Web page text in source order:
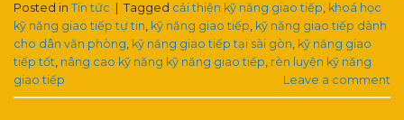
Posted in Tin tức Tagged cải thiện kỹ năng giao tiếp, khoá học
kỹ năng giao tiếp tự tin, kỹ năng giao tiếp, kỹ năng giao tiếp dành
cho dân văn phòng, kỹ năng giao tiếp tại sài gòn, kỹ năng giao
tiếp tốt, nâng cao kỹ năng kỹ năng giao tiếp, rèn luyện kỹ năng
giao tiếp
Leave a comment